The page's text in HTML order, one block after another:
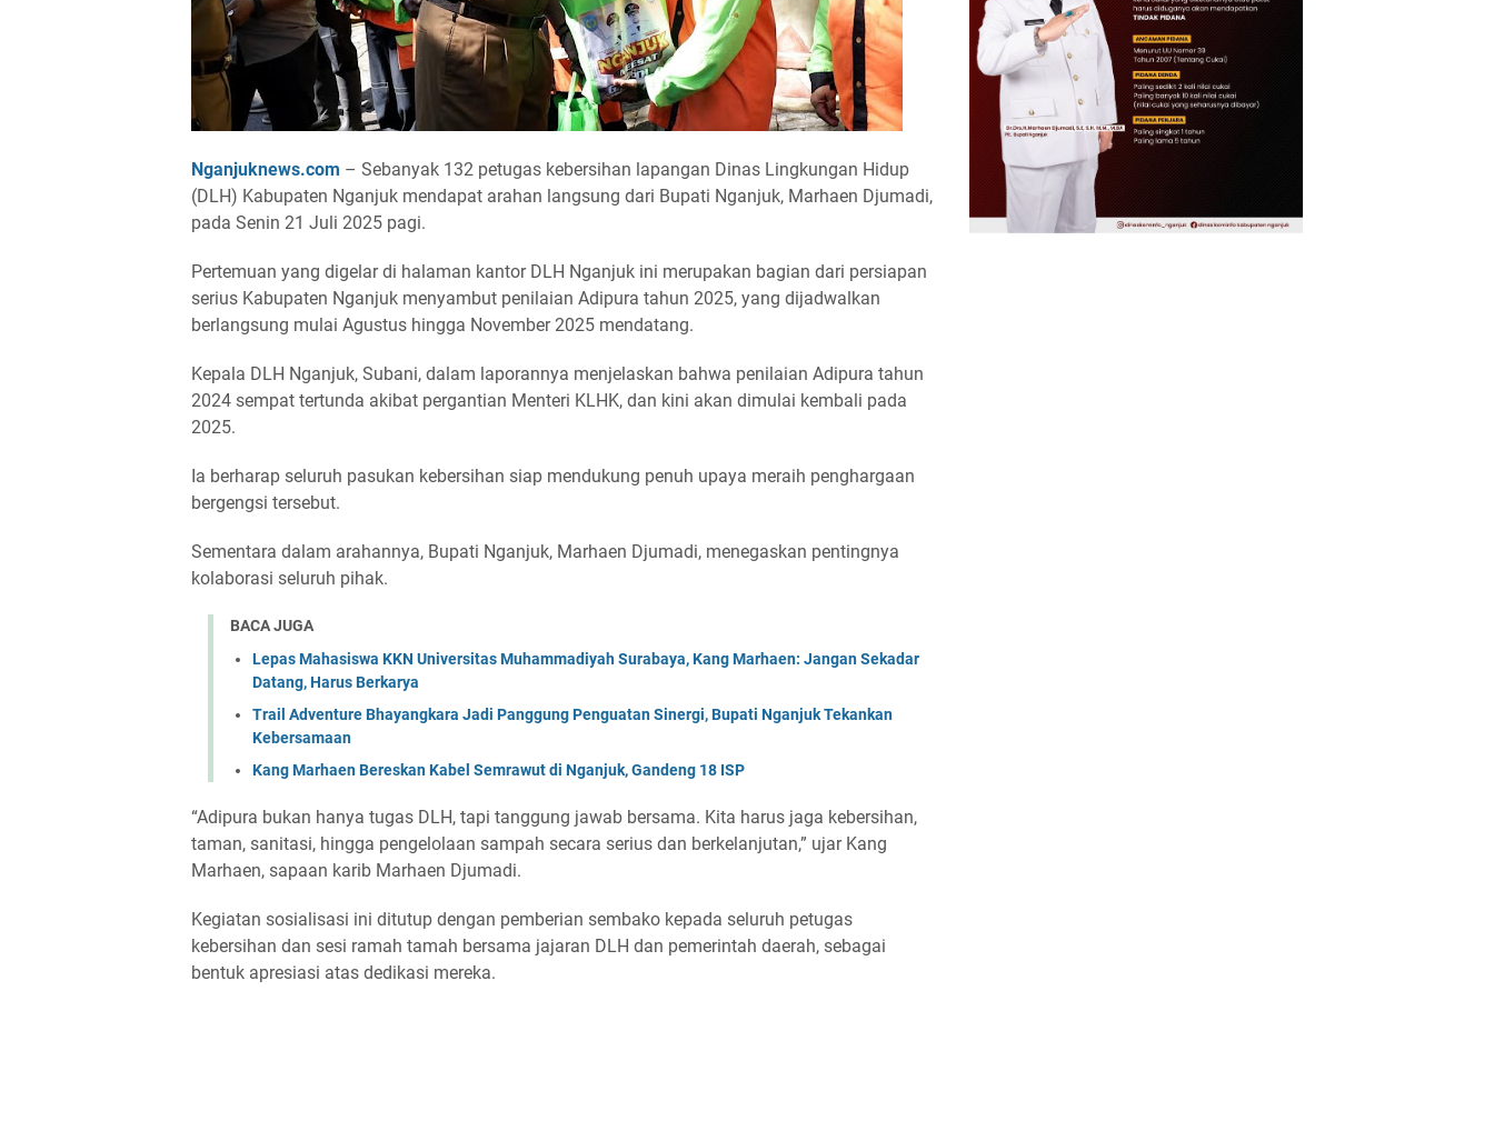
Nganjuknews.com – Sebanyak 132 petugas kebersihan lapangan Dinas Lingkungan Hidup
(DLH) Kabupaten Nganjuk mendapat arahan langsung dari Bupati Nganjuk, Marhaen Djumadi,
pada Senin 21 Juli 2025 pagi.
Pertemuan yang digelar di halaman kantor DLH Nganjuk ini merupakan bagian dari persiapan
serius Kabupaten Nganjuk menyambut penilaian Adipura tahun 2025, yang dijadwalkan
berlangsung mulai Agustus hingga November 2025 mendatang.
Kepala DLH Nganjuk, Subani, dalam laporannya menjelaskan bahwa penilaian Adipura tahun
2024 sempat tertunda akibat pergantian Menteri KLHK, dan kini akan dimulai kembali pada
2025.
Ia berharap seluruh pasukan kebersihan siap mendukung penuh upaya meraih penghargaan
bergengsi tersebut.
Sementara dalam arahannya, Bupati Nganjuk, Marhaen Djumadi, menegaskan pentingnya
kolaborasi seluruh pihak.
BACA JUGA
Lepas Mahasiswa KKN Universitas Muhammadiyah Surabaya, Kang Marhaen: Jangan Sekadar
Datang, Harus Berkarya
Trail Adventure Bhayangkara Jadi Panggung Penguatan Sinergi, Bupati Nganjuk Tekankan
Kebersamaan
Kang Marhaen Bereskan Kabel Semrawut di Nganjuk, Gandeng 18 ISP
“Adipura bukan hanya tugas DLH, tapi tanggung jawab bersama. Kita harus jaga kebersihan,
taman, sanitasi, hingga pengelolaan sampah secara serius dan berkelanjutan,” ujar Kang
Marhaen, sapaan karib Marhaen Djumadi.
Kegiatan sosialisasi ini ditutup dengan pemberian sembako kepada seluruh petugas
kebersihan dan sesi ramah tamah bersama jajaran DLH dan pemerintah daerah, sebagai
bentuk apresiasi atas dedikasi mereka.